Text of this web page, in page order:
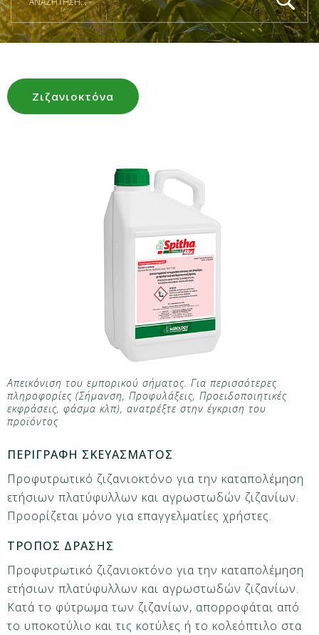
Ζιζανιοκτόνα
Απεικόνιση του εμπορικού σήματος. Για περισσότερες
πληροφορίες (Σήμανση, Προφυλάξεις, Προειδοποιητικές
εκφράσεις, φάσμα κλπ), ανατρέξτε στην έγκριση του
προϊόντος
ΠΕΡΙΓΡΑΦΗ ΣΚΕΥΑΣΜΑΤΟΣ
Προφυτρωτικό ζιζανιοκτόνο για την καταπολέμηση
ετήσιων πλατύφυλλων και αγρωστωδών ζιζανίων.
Προορίζεται μόνο για επαγγελματίες χρήστες.
ΤΡΟΠΟΣ ΔΡΑΣΗΣ
Προφυτρωτικό ζιζανιοκτόνο για την καταπολέμηση
ετήσιων πλατύφυλλων και αγρωστωδών ζιζανίων.
Κατά το φύτρωμα των ζιζανίων, απορροφάται από
το υποκοτύλιο και τις κοτύλες ή το κολεόπτιλο στα